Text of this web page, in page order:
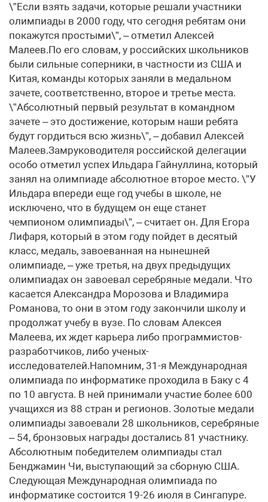
\”Если взять задачи, которые решали участники
олимпиады в 2000 году, что сегодня ребятам они
покажутся простыми\”, – отметил Алексей
Малеев.По его словам, у российских школьников
были сильные соперники, в частности из США и
Китая, команды которых заняли в медальном
зачете, соответственно, второе и третье места.
\”Абсолютный первый результат в командном
зачете – это достижение, которым наши ребята
будут гордиться всю жизнь\”, – добавил Алексей
Малеев.Замруководителя российской делегации
особо отметил успех Ильдара Гайнуллина, который
занял на олимпиаде абсолютное второе место. \”У
Ильдара впереди еще год учебы в школе, не
исключено, что в будущем он еще станет
чемпионом олимпиады\”, – считает он. Для Егора
Лифаря, который в этом году пойдет в десятый
класс, медаль, завоеванная на нынешней
олимпиаде, – уже третья, на двух предыдущих
олимпиадах он завоевал серебряные медали. Что
касается Александра Морозова и Владимира
Романова, то они в этом году закончили школу и
продолжат учебу в вузе. По словам Алексея
Малеева, их ждет карьера либо программистов-
разработчиков, либо ученых-
исследователей.Напомним, 31-я Международная
олимпиада по информатике проходила в Баку с 4
по 10 августа. В ней принимали участие более 600
учащихся из 88 стран и регионов. Золотые медали
олимпиады завоевали 28 школьников, серебряные
– 54, бронзовых награды достались 81 участнику.
Абсолютным победителем олимпиады стал
Бенджамин Чи, выступающий за сборную США.
Следующая Международная олимпиада по
информатике состоится 19-26 июля в Сингапуре.